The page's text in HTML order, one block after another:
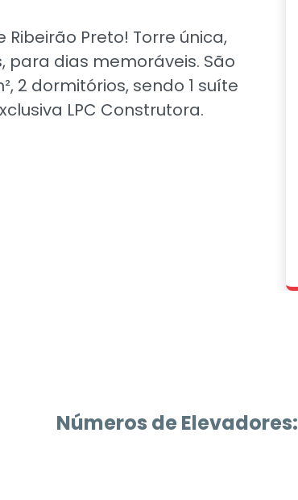
Preto! Torre única,
dias memoráveis. São
2 dormitórios, sendo 1 suíte
LPC Construtora.
Números de Elevadores: